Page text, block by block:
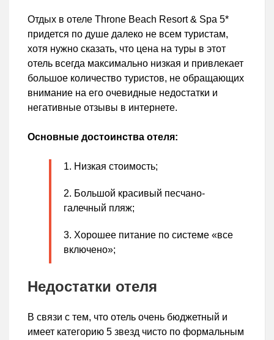
Отдых в отеле Throne Beach Resort & Spa 5*
придется по душе далеко не всем туристам,
хотя нужно сказать, что цена на туры в этот
отель всегда максимально низкая и привлекает
большое количество туристов, не обращающих
внимание на его очевидные недостатки и
негативные отзывы в интернете.
Основные достоинства отеля:
Низкая стоимость;
Большой красивый песчано-
галечный пляж;
Хорошее питание по системе «все
включено»;
Недостатки отеля
В связи с тем, что отель очень бюджетный и
имеет категорию 5 звезд чисто по формальным